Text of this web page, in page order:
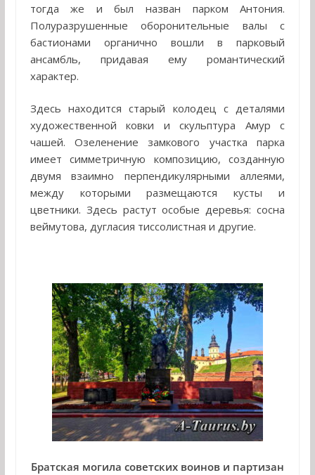
тогда же и был назван парком Антония.
Полуразрушенные оборонительные валы с
бастионами органично вошли в парковый
ансамбль, придавая ему романтический
характер.
Здесь находится старый колодец с деталями
художественной ковки и скульптура Амур с
чашей. Озеленение замкового участка парка
имеет симметричную композицию, созданную
двумя взаимно перпендикулярными аллеями,
между которыми размещаются кусты и
цветники. Здесь растут особые деревья: сосна
веймутова, дугласия тиссолистная и другие.
Братская могила советских воинов и партизан